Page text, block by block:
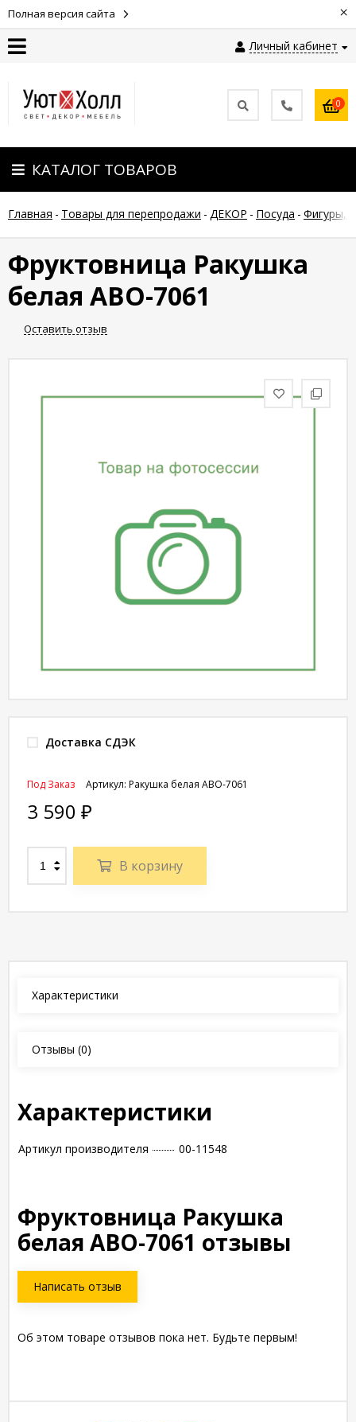
Полная версия сайта ×
Личный кабинет
Оплата
Доставка
Гарантия
возврат
Новости
конфиденциальности
0
КАТАЛОГ ТОВАРОВ
Главная - Товары для перепродажи - ДЕКОР - Посуда - Фигуры,
Фруктовница Ракушка
белая АВО-7061
Оставить отзыв
Доставка СДЭК
Артикул: Ракушка белая АВО-7061
Под Заказ
3 590 ₽
В корзину
Характеристики
Отзывы (0)
Характеристики
Артикул производителя 00-11548
Фруктовница Ракушка
белая АВО-7061 отзывы
Написать отзыв
Об этом товаре отзывов пока нет. Будьте первым!